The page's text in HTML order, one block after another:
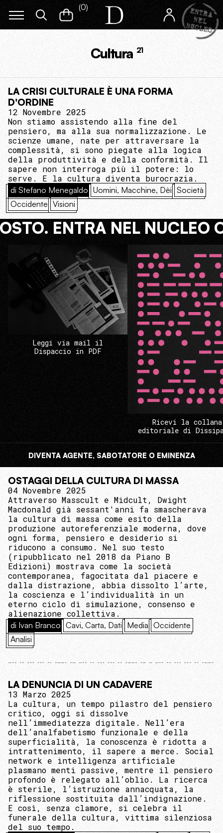
(0)
Cultura 21
LA CRISI CULTURALE È UNA FORMA
D'ORDINE
12 Novembre 2025
Non stiamo assistendo alla fine del
pensiero, ma alla sua normalizzazione. Le
scienze umane, nate per attraversare la
complessità, si sono piegate alla logica
della produttività e della conformità. Il
sapere non interroga più il potere: lo
serve. E la cultura diventa burocrazia.
di Stefano Menegaldo Uomini, Macchine, Dèi Società
Occidente Visioni
ENTRA NEL NUCLEO
Leggi via mail il
Dispaccio in PDF
Ricevi la collana
editoriale di
DIVENTA AGENTE, SABOTATORE O EMINENZA
OSTAGGI DELLA CULTURA DI MASSA
04 Novembre 2025
Attraverso Masscult e Midcult, Dwight
Macdonald già sessant'anni fa smascherava
la cultura di massa come esito della
produzione autoreferenziale moderna, dove
ogni forma, pensiero e desiderio si
riducono a consumo. Nel suo testo
(ripubblicato nel 2018 da Piano B
Edizioni) mostrava come la società
contemporanea, fagocitata dal piacere e
dalla distrazione, abbia dissolto l’arte,
la coscienza e l’individualità in un
eterno ciclo di simulazione, consenso e
alienazione collettiva.
di Ivan Branco Cavi, Carta, Dati Media Occidente
Analisi
LA DENUNCIA DI UN CADAVERE
13 Marzo 2025
La cultura, un tempo pilastro del pensiero
critico, oggi si dissolve
nell’immediatezza digitale. Nell’era
dell’analfabetismo funzionale e della
superficialità, la conoscenza è ridotta a
intrattenimento, il sapere a merce. Social
network e intelligenza artificiale
plasmano menti passive, mentre il pensiero
profondo è relegato all’oblio. La ricerca
è sterile, l’istruzione annacquata, la
riflessione sostituita dall’indignazione.
E così, senza clamore, si celebra il
funerale della cultura, vittima silenziosa
del suo tempo.